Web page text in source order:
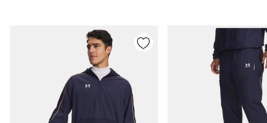
Kişisel verilerimin Doğuş Perakende Satış Giyim ve
Aksesuar Ticaret A.Ş. bünyesinde yer alan
markalara ait ürünlerin bana özel pazarlanması ve
Doğuş Grubu şirketlerinde bulunan pazarlama
verilerimin kişiselleştirilmiş reklamcılık faaliyeti
amacıyla işlenmesini kabul ediyorum.
Kimlik, iletişim ve müşteri işlem verilerimin alınan
internet sitesi altyapı hizmetlerinin sunucularının yurt
dışında bulunması sebebiyle yurt dışında mukim